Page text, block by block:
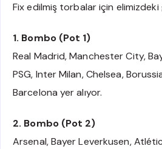
Fix edilmiş torbalar için
1. Bombo (Pot 1)
Real Madrid, Manchester City,
PSG, Inter Milan, Chelsea,
Barcelona yer alıyor.
2. Bombo (Pot 2)
Arsenal, Bayer Leverkusen,